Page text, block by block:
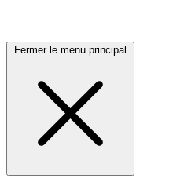
Fermer le menu principal